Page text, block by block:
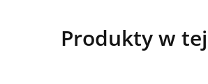
Produkty w